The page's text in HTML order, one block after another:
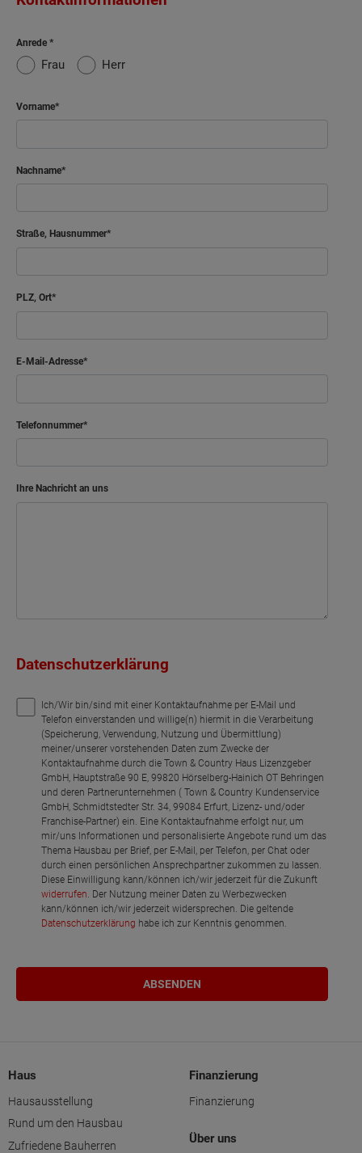
Anrede
Frau Herr
Vorname
Nachname
Straße, Hausnummer
PLZ, Ort
E-Mail-Adresse
Telefonnummer
Ihre Nachricht an uns
Datenschutzerklärung
Ich/Wir bin/sind mit einer Kontaktaufnahme per E-Mail und
Telefon einverstanden und willige(n) hiermit in die Verarbeitung
(Speicherung, Verwendung, Nutzung und Übermittlung)
meiner/unserer vorstehenden Daten zum Zwecke der
Kontaktaufnahme durch die Town & Country Haus Lizenzgeber
GmbH, Hauptstraße 90 E, 99820 Hörselberg-Hainich OT Behringen
und deren Partnerunternehmen ( Town & Country Kundenservice
GmbH, Schmidtstedter Str. 34, 99084 Erfurt, Lizenz- und/oder
Franchise-Partner) ein. Eine Kontaktaufnahme erfolgt nur, um
mir/uns Informationen und personalisierte Angebote rund um das
Thema Hausbau per Brief, per E-Mail, per Telefon, per Chat oder
durch einen persönlichen Ansprechpartner zukommen zu lassen.
Diese Einwilligung kann/können ich/wir jederzeit für die Zukunft
widerrufen. Der Nutzung meiner Daten zu Werbezwecken
kann/können ich/wir jederzeit widersprechen. Die geltende
Datenschutzerklärung habe ich zur Kenntnis genommen.
Haus
Hausausstellung
Rund um den Hausbau
Zufriedene Bauherren
Finanzierung
Finanzierung
Über uns